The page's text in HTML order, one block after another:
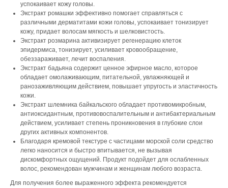
успокаивает кожу головы.
Экстракт ромашки эффективно помогает справляться с
различными дерматитами кожи головы, успокаивает тонизирует
кожу, придает волосам мягкость и шелковистость.
Экстракт розмарина активизирует регенерацию клеток
эпидермиса, тонизирует, усиливает кровообращение,
обеззараживает, лечит воспаления.
Экстракт бадьяна содержит ценное эфирное масло, которое
обладает омолаживающим, питательной, увлажняющей и
ранозаживляющим действием, повышает упругость и эластичность
кожи.
Экстракт шлемника байкальского обладает противомикробным,
антиоксидантным, противовоспалительным и антибактериальным
действием, усиливает степень проникновения в глубокие слои
других активных компонентов.
Благодаря кремовой текстуре с частицами морской соли средство
легко наносится и быстро впитывается, не вызывая
дискомфортных ощущений. Продукт подойдет для ослабленных
волос, рекомендован мужчинам и женщинам любого возраста.
Для получения более выраженного эффекта рекомендуется